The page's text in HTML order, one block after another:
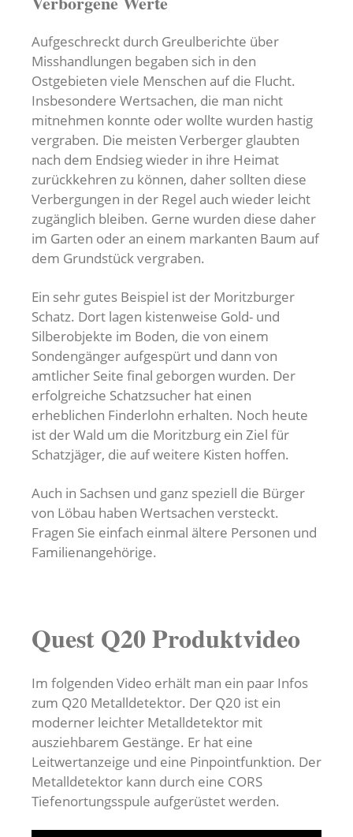
Aufgeschreckt durch Greulberichte über
Misshandlungen begaben sich in den
Ostgebieten viele Menschen auf die Flucht.
Insbesondere Wertsachen, die man nicht
mitnehmen konnte oder wollte wurden hastig
vergraben. Die meisten Verberger glaubten
nach dem Endsieg wieder in ihre Heimat
zurückkehren zu können, daher sollten diese
Verbergungen in der Regel auch wieder leicht
zugänglich bleiben. Gerne wurden diese daher
im Garten oder an einem markanten Baum auf
dem Grundstück vergraben.
Ein sehr gutes Beispiel ist der Moritzburger
Schatz. Dort lagen kistenweise Gold- und
Silberobjekte im Boden, die von einem
Sondengänger aufgespürt und dann von
amtlicher Seite final geborgen wurden. Der
erfolgreiche Schatzsucher hat einen
erheblichen Finderlohn erhalten. Noch heute
ist der Wald um die Moritzburg ein Ziel für
Schatzjäger, die auf weitere Kisten hoffen.
Auch in Sachsen und ganz speziell die Bürger
von Löbau haben Wertsachen versteckt.
Fragen Sie einfach einmal ältere Personen und
Familienangehörige.
Quest Q20 Produktvideo
Im folgenden Video erhält man ein paar Infos
zum Q20 Metalldetektor. Der Q20 ist ein
moderner leichter Metalldetektor mit
ausziehbarem Gestänge. Er hat eine
Leitwertanzeige und eine Pinpointfunktion. Der
Metalldetektor kann durch eine CORS
Tiefenortungsspule aufgerüstet werden.